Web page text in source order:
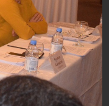
ПН
29 30
6
12
13
19
20
26
27
РАССЫЛКА